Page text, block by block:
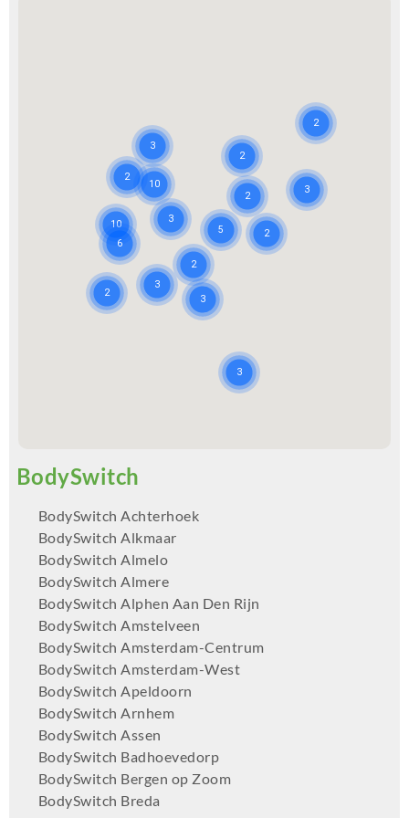
BodySwitch Achterhoek
BodySwitch Alkmaar
BodySwitch Almelo
BodySwitch Almere
BodySwitch Alphen Aan Den Rijn
BodySwitch Amstelveen
BodySwitch Amsterdam-Centrum
BodySwitch Amsterdam-West
BodySwitch Apeldoorn
BodySwitch Arnhem
BodySwitch Assen
BodySwitch Badhoevedorp
BodySwitch Bergen op Zoom
BodySwitch Breda